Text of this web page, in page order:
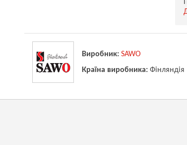
Виробник: SAWO
Країна виробника: Фінляндія